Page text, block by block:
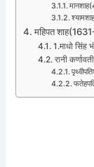
महिपत
1.माधो सिंह
रानी